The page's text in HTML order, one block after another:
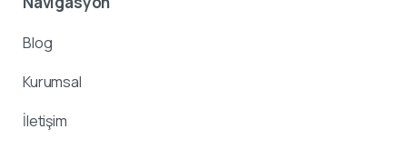
Blog
Kurumsal
İletişim